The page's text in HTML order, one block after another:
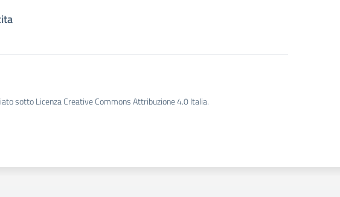
sotto Licenza Creative Commons Attribuzione 4.0 Italia.